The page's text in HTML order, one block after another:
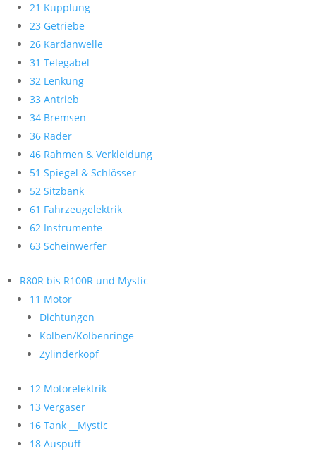
21 Kupplung
23 Getriebe
26 Kardanwelle
31 Telegabel
32 Lenkung
33 Antrieb
34 Bremsen
36 Räder
46 Rahmen & Verkleidung
51 Spiegel & Schlösser
52 Sitzbank
61 Fahrzeugelektrik
62 Instrumente
63 Scheinwerfer
R80R bis R100R und Mystic
11 Motor
Dichtungen
Kolben/Kolbenringe
Zylinderkopf
12 Motorelektrik
13 Vergaser
16 Tank __Mystic
18 Auspuff